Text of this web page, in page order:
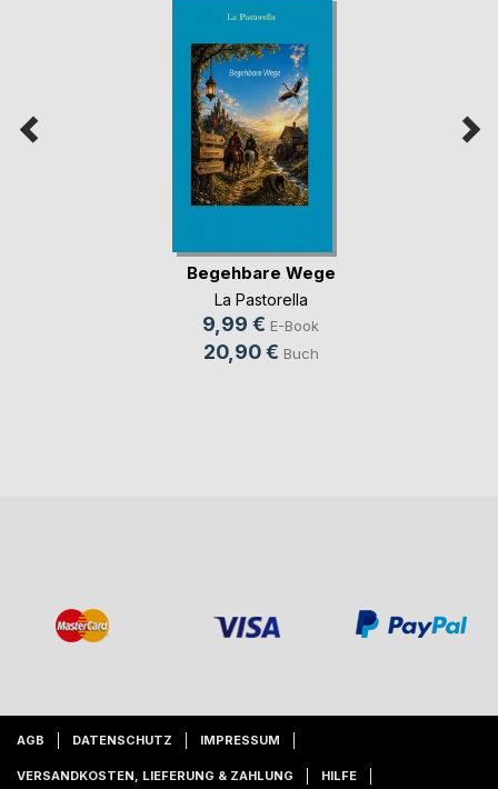
Begehbare Wege
La Pastorella
9,99 € E-Book
20,90 € Buch
AGB DATENSCHUTZ IMPRESSUM
VERSANDKOSTEN, LIEFERUNG & ZAHLUNG HILFE